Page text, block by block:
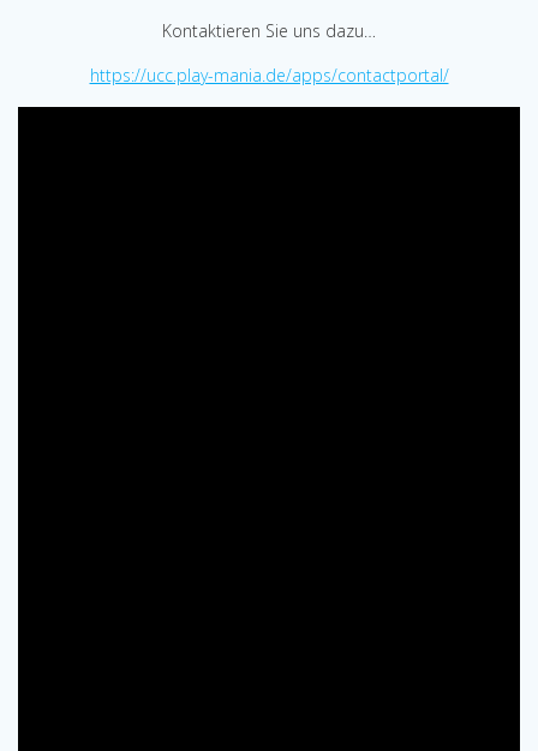
Kontaktieren Sie uns dazu…
https://ucc.play-mania.de/apps/contactportal/